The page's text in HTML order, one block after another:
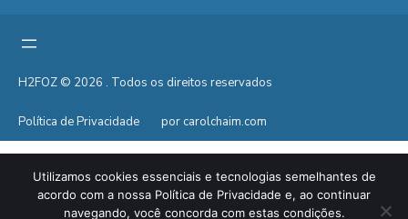
H2FOZ © 2026 . Todos os direitos reservados
Política de Privacidade por carolchaim.com
Utilizamos cookies essenciais e tecnologias semelhantes de
acordo com a nossa Política de Privacidade e, ao continuar
navegando, você concorda com estas condições.